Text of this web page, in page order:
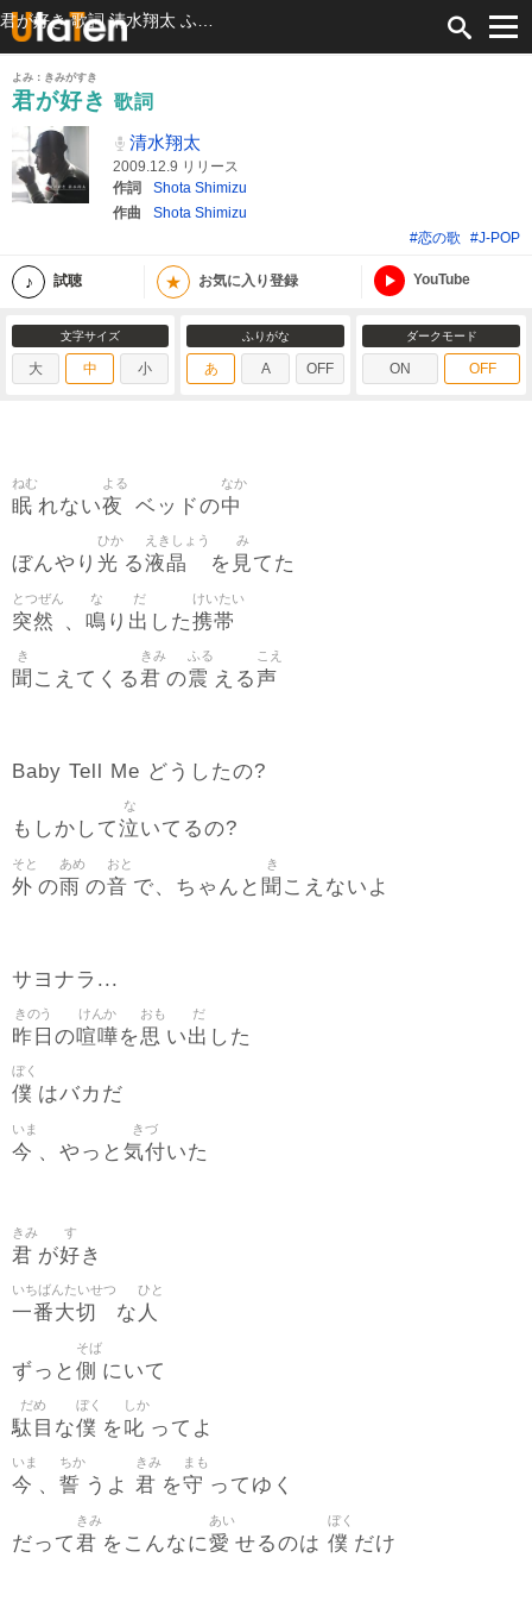
よみ：きみがすき
君が好き 歌詞
清水翔太
2009.12.9 リリース
作詞
Shota Shimizu
作曲
Shota Shimizu
#恋の歌
#J-POP
試聴 ★ お気に入り登録 YouTube
文字サイズ
大 中 小
ふりがな
あ A OFF
ダークモード
ON OFF
眠
ねむ
れない夜
よる
ベッドの中
なか
ぼんやり 光
ひか
る液晶
えきしょう
を 見
み
てた
突然
とつぜん
、 鳴
な
り 出
だ
した携帯
けいたい
聞
き
こえてくる君
きみ
の震
ふる
える声
こえ
Baby Tell Me どうしたの?
もしかして泣
な
いてるの?
外
そと
の雨
あめ
の音
おと
で、ちゃんと 聞
き
こえないよ
サヨナラ...
昨日
きのう
の喧嘩
けんか
を思
おも
い出
だ
した
僕
ぼく
はバカだ
今
いま
、やっと 気付
きづ
いた
君
きみ
が好
す
き
一番大切
いちばんたいせつ
な 人
ひと
ずっと 側
そば
にいて
駄目
だめ
な僕
ぼく
を叱
しか
ってよ
今
いま
、 誓
ちか
うよ 君
きみ
を守
まも
ってゆく
だって君
きみ
をこんなに愛
あい
せるのは 僕
ぼく
だけ